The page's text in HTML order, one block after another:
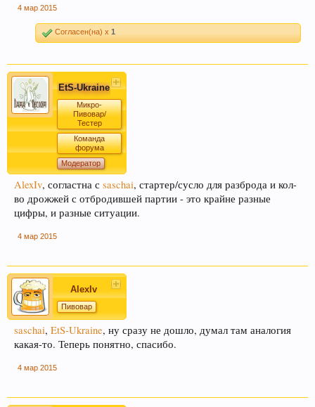
4 мар 2015
Согласен(на) x 1
EtS-Ukraine
Микро-
Пивовар/
Тестер
Команда
форума
Модератор
AlexIv, согластна с saschai, стартер/сусло для разброда и кол-
во дрожжей с отбродившей партии - это крайне разные
цифры, и разные ситуации.
4 мар 2015
AlexIv
Пивовар
saschai, EtS-Ukraine, ну сразу не дошло, думал там аналогия
какая-то. Теперь понятно, спасибо.
4 мар 2015